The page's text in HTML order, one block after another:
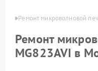
Ремонт микроволновой
Ремонт
MG823AVI в